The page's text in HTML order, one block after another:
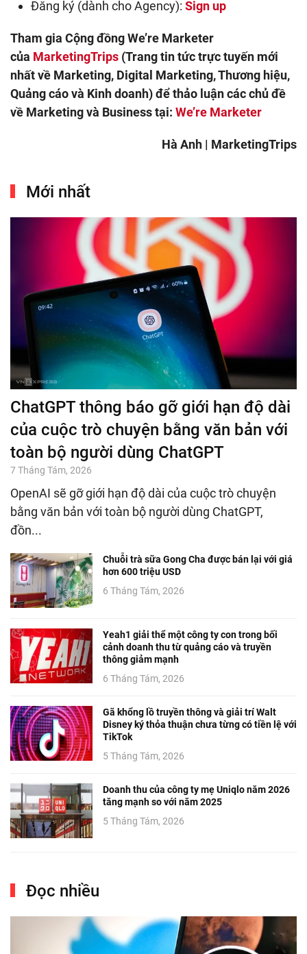
Đăng ký (dành cho Agency): Sign up
Tham gia Cộng đồng We’re Marketer
của MarketingTrips (Trang tin tức trực tuyến mới
nhất về Marketing, Digital Marketing, Thương hiệu,
Quảng cáo và Kinh doanh) để thảo luận các chủ đề
về Marketing và Business tại: We’re Marketer
Hà Anh | MarketingTrips
Mới nhất
ChatGPT thông báo gỡ giới hạn độ dài
của cuộc trò chuyện bằng văn bản với
toàn bộ người dùng ChatGPT
7 Tháng Tám, 2026
OpenAI sẽ gỡ giới hạn độ dài của cuộc trò chuyện
bằng văn bản với toàn bộ người dùng ChatGPT,
đồn...
Chuỗi trà sữa Gong Cha được bán lại với giá
hơn 600 triệu USD
6 Tháng Tám, 2026
Yeah1 giải thể một công ty con trong bối
cảnh doanh thu từ quảng cáo và truyền
thông giảm mạnh
6 Tháng Tám, 2026
Gã khổng lồ truyền thông và giải trí Walt
Disney ký thỏa thuận chưa từng có tiền lệ với
TikTok
5 Tháng Tám, 2026
Doanh thu của công ty mẹ Uniqlo năm 2026
tăng mạnh so với năm 2025
5 Tháng Tám, 2026
Đọc nhiều